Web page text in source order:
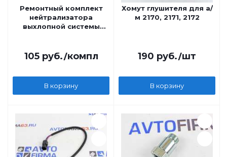
Ремонтный комплект
нейтрализатора
выхлопной системы
105руб./компл
В корзину
Хомут глушителя для а/
м 2170, 2171, 2172
190 руб./шт
В корзину